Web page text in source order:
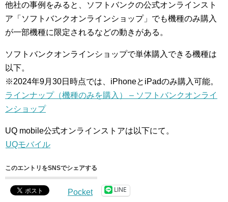
他社の事例をみると、ソフトバンクの公式オンラインスト
ア「ソフトバンクオンラインショップ」でも機種のみ購入
が一部機種に限定されるなどの動きがある。
ソフトバンクオンラインショップで単体購入できる機種は
以下。
※2024年9月30日時点では、iPhoneとiPadのみ購入可能。
ラインナップ（機種のみを購入） – ソフトバンクオンライ
ンショップ
UQ mobile公式オンラインストアは以下にて。
UQモバイル
このエントリをSNSでシェアする
Pocket LINE